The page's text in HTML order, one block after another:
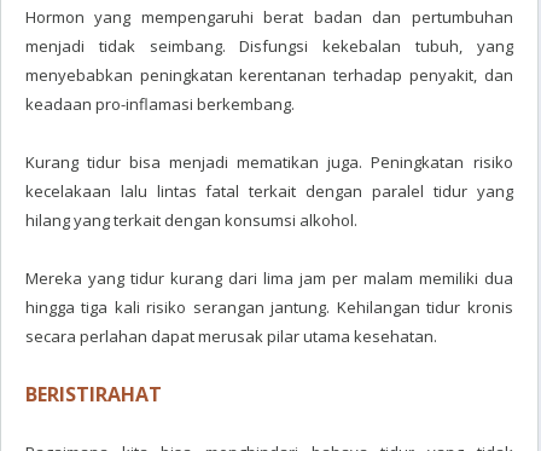
Hormon yang mempengaruhi berat badan dan pertumbuhan
menjadi tidak seimbang. Disfungsi kekebalan tubuh, yang
menyebabkan peningkatan kerentanan terhadap penyakit, dan
keadaan pro-inflamasi berkembang.
Kurang tidur bisa menjadi mematikan juga. Peningkatan risiko
kecelakaan lalu lintas fatal terkait dengan paralel tidur yang
hilang yang terkait dengan konsumsi alkohol.
Mereka yang tidur kurang dari lima jam per malam memiliki dua
hingga tiga kali risiko serangan jantung. Kehilangan tidur kronis
secara perlahan dapat merusak pilar utama kesehatan.
BERISTIRAHAT